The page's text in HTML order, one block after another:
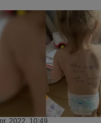
2022, 10:49